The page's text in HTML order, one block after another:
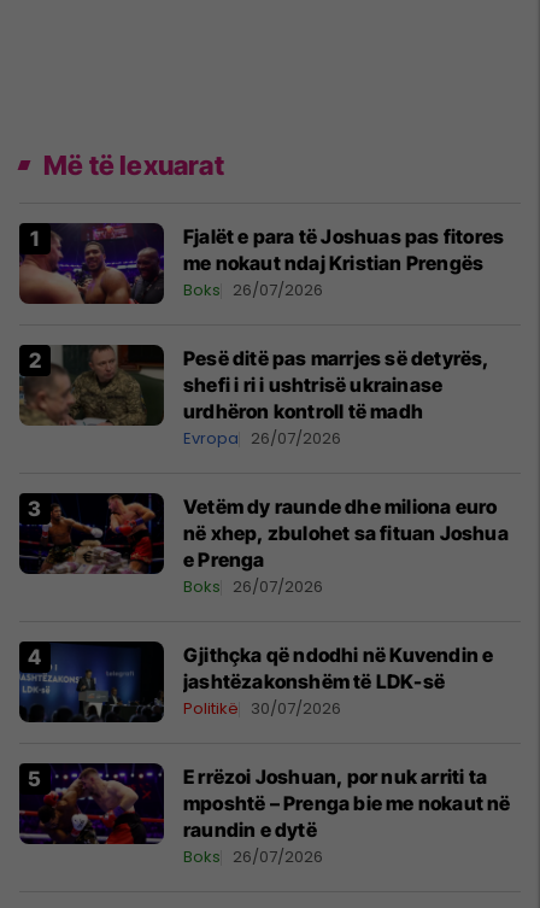
Më të lexuarat
Fjalët e para të Joshuas pas fitores
me nokaut ndaj Kristian Prengës
Boks 26/07/2026
Pesë ditë pas marrjes së detyrës,
shefi i ri i ushtrisë ukrainase
urdhëron kontroll të madh
Evropa 26/07/2026
Vetëm dy raunde dhe miliona euro
në xhep, zbulohet sa fituan Joshua
e Prenga
Boks 26/07/2026
Gjithçka që ndodhi në Kuvendin e
jashtëzakonshëm të LDK-së
Politikë 30/07/2026
E rrëzoi Joshuan, por nuk arriti ta
mposhtë – Prenga bie me nokaut në
raundin e dytë
Boks 26/07/2026